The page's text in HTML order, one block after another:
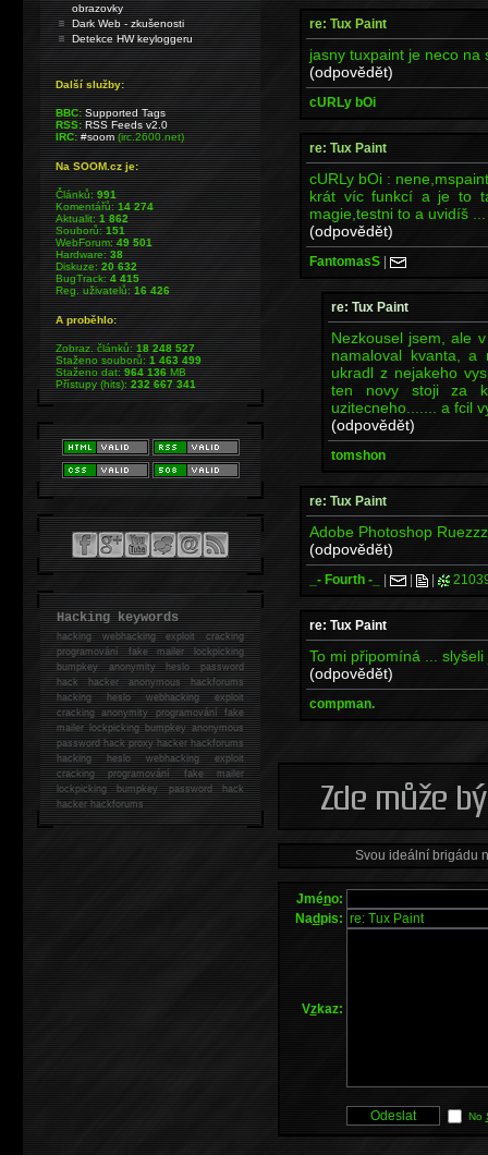
re: Tux Paint
jasny tuxpaint je neco na
(odpovědět)
cURLy bOi
re: Tux Paint
cURLy bOi :
krát víc funkcí a je to
magie,testni to a uvidíš ...
(odpovědět)
FantomasS |
re: Tux Paint
Nezkousel jsem, ale
namaloval kvanta,
ukradl z nejakeho
ten novy stoji za
uzitecneho....... a fcil
(odpovědět)
tomshon
re: Tux Paint
Adobe Photoshop
(odpovědět)
_- Fourth -_ | | |
re: Tux Paint
To mi připomíná ...
(odpovědět)
compman.
Svou ideální brigádu
Jméno:
Nadpis:
Vzkaz:
No
obrazovky
Dark Web - zkušenosti
Detekce HW keyloggeru
Další služby:
BBC: Supported Tags
RSS: RSS Feeds v2.0
IRC: #soom(irc.2600.net)
Na SOOM.cz je:
Článků:991
Komentářů:14 274
Aktualit:1 862
Souborů:151
WebForum:49 501
Hardware:38
Diskuze:20 632
BugTrack:4 415
Reg. uživatelů:16 426
A proběhlo:
Zobraz. článků:18 248 527
Staženo souborů:1 463 499
Staženo dat:964 136MB
Přístupy (hits):232 667 341
Hacking keywords
hackingwebhacking exploit cracking
programování fake mailer lockpicking
bumpkey anonymity heslo password
hackhacker anonymous hackforums
hackingheslo webhacking exploit
cracking anonymity programování fake
mailer lockpicking bumpkey anonymous
password hack proxy hacker hackforums
hacking heslo webhacking exploit
cracking programování fake mailer
lockpicking bumpkey password hack
hackerhackforums